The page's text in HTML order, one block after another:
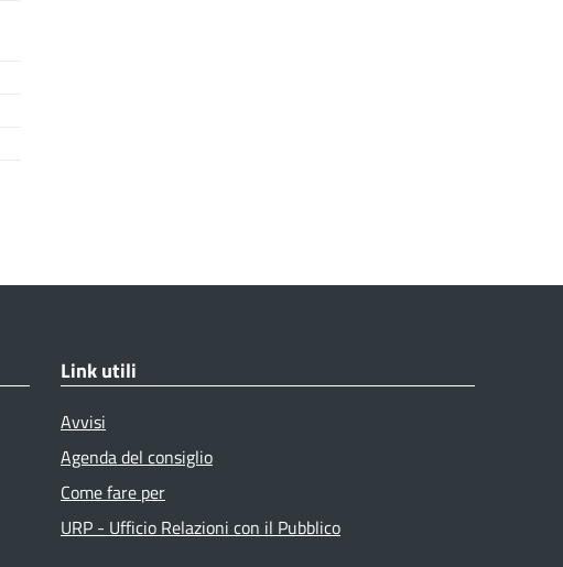
Link utili
Avvisi
Agenda del consiglio
Come fare per
URP - Ufficio Relazioni con il Pubblico